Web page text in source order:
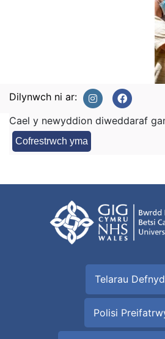
Dilynwch ni ar:
Cael y newyddion diweddaraf
Cofrestrwch yma
Telarau
Polisi